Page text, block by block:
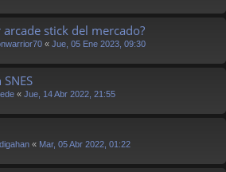
stick del mercado?
« Jue, 05 Ene 2023, 09:30
« Jue, 14 Abr 2022, 21:55
« Mar, 05 Abr 2022, 01:22